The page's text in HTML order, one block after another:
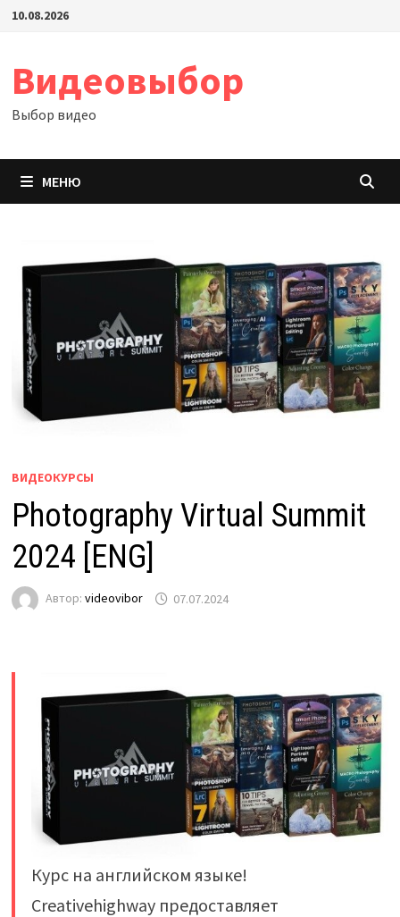
Перейти
10.08.2026
Видеовыбор
Выбор видео
МЕНЮ
ВИДЕОКУРСЫ
Photography Virtual Summit
2024 [ENG]
Автор: videovibor 07.07.2024
Курс на английском языке!
Creativehighway предоставляет